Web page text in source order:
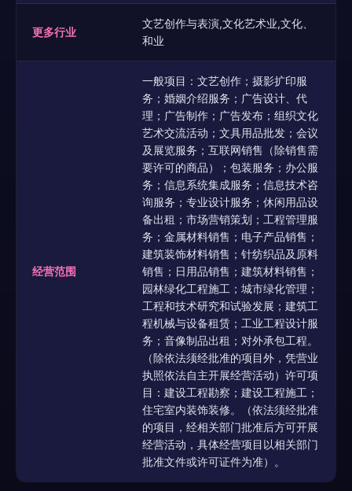
更多行业
文艺创作与表演,文化艺术业,文化、
和业
经营范围
一般项目：文艺创作；摄影扩印服
务；婚姻介绍服务；广告设计、代
理；广告制作；广告发布；组织文化
艺术交流活动；文具用品批发；会议
及展览服务；互联网销售（除销售需
要许可的商品）；包装服务；办公服
务；信息系统集成服务；信息技术咨
询服务；专业设计服务；休闲用品设
备出租；市场营销策划；工程管理服
务；金属材料销售；电子产品销售；
建筑装饰材料销售；针纺织品及原料
销售；日用品销售；建筑材料销售；
园林绿化工程施工；城市绿化管理；
工程和技术研究和试验发展；建筑工
程机械与设备租赁；工业工程设计服
务；音像制品出租；对外承包工程。
（除依法须经批准的项目外，凭营业
执照依法自主开展经营活动）许可项
目：建设工程勘察；建设工程施工；
住宅室内装饰装修。（依法须经批准
的项目，经相关部门批准后方可开展
经营活动，具体经营项目以相关部门
批准文件或许可证件为准）。